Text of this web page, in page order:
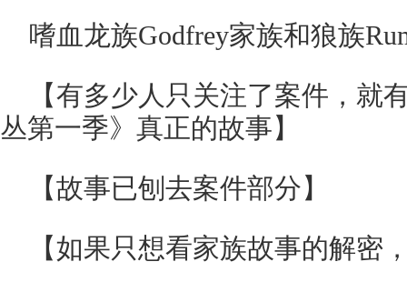
嗜血龙族Godfrey家族和狼族
【有多少人只关注了案件，就
丛第一季》真正的故事】
【故事已刨去案件部分】
【如果只想看家族故事的解密